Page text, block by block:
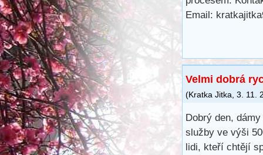
Email:
Velmi dobrá
(Kratka Jitka 3. 11.
Dobrý den,
služby ve výši
lidi, kteří chtějí